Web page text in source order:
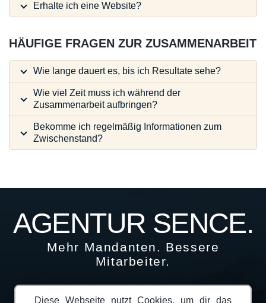
Erhalte ich eine Website?
HÄUFIGE FRAGEN ZUR ZUSAMMENARBEIT
Wie lange dauert es, bis ich Resultate sehe?
Wie viel Zeit muss ich während der
Zusammenarbeit aufbringen?
Bekomme ich regelmäßig Informationen zum
Zwischenstand?
AGENTUR SENCE.
Mehr Mandanten. Bessere
Mitarbeiter.
Home Karriere Blog Lexikon Webdesign
Diese Webseite nutzt Cookies, um dir das